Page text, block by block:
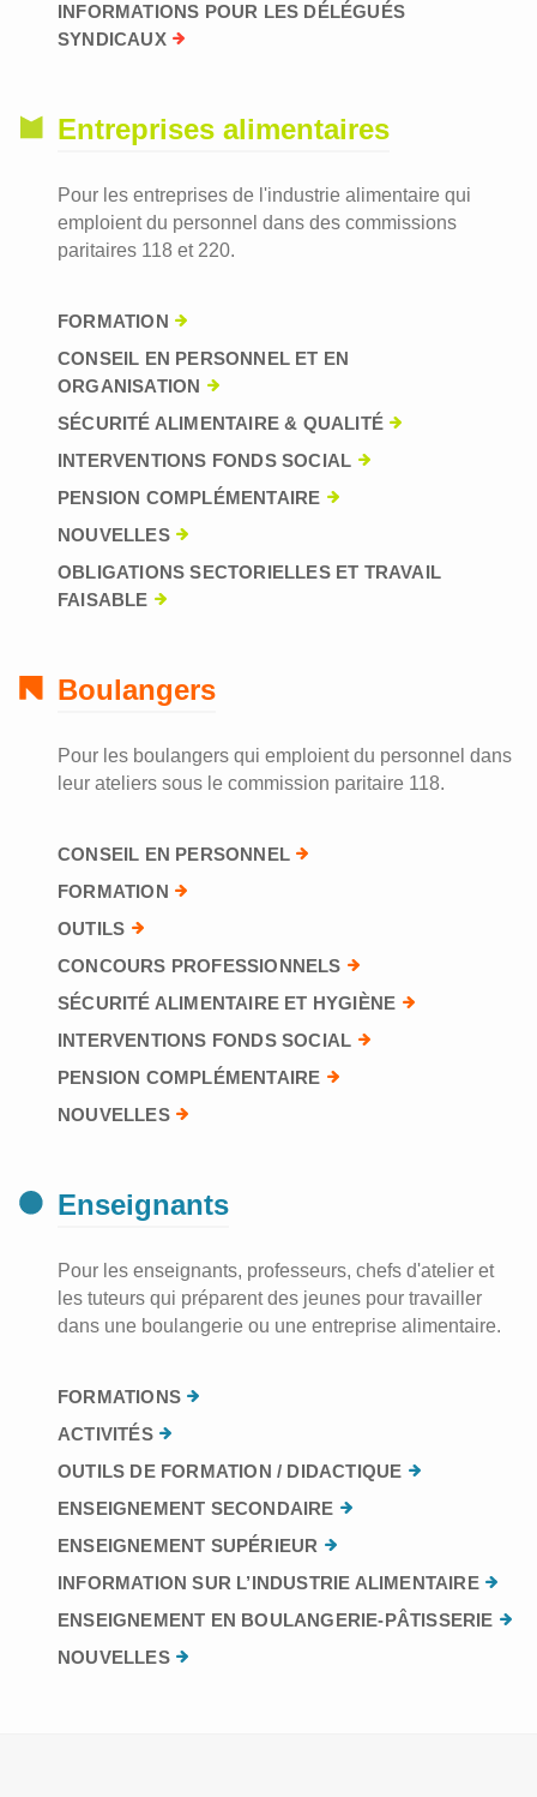
INFORMATIONS POUR LES DÉLÉGUÉS
SYNDICAUX
Entreprises alimentaires
Pour les entreprises de l'industrie alimentaire qui
emploient du personnel dans des commissions
paritaires 118 et 220.
FORMATION
CONSEIL EN PERSONNEL ET EN
ORGANISATION
SÉCURITÉ ALIMENTAIRE & QUALITÉ
INTERVENTIONS FONDS SOCIAL
PENSION COMPLÉMENTAIRE
NOUVELLES
OBLIGATIONS SECTORIELLES ET TRAVAIL
FAISABLE
Boulangers
Pour les boulangers qui emploient du personnel dans
leur ateliers sous le commission paritaire 118.
CONSEIL EN PERSONNEL
FORMATION
OUTILS
CONCOURS PROFESSIONNELS
SÉCURITÉ ALIMENTAIRE ET HYGIÈNE
INTERVENTIONS FONDS SOCIAL
PENSION COMPLÉMENTAIRE
NOUVELLES
Enseignants
Pour les enseignants, professeurs, chefs d'atelier et
les tuteurs qui préparent des jeunes pour travailler
dans une boulangerie ou une entreprise alimentaire.
FORMATIONS
ACTIVITÉS
OUTILS DE FORMATION / DIDACTIQUE
ENSEIGNEMENT SECONDAIRE
ENSEIGNEMENT SUPÉRIEUR
INFORMATION SUR L’INDUSTRIE ALIMENTAIRE
ENSEIGNEMENT EN BOULANGERIE-PÂTISSERIE
NOUVELLES